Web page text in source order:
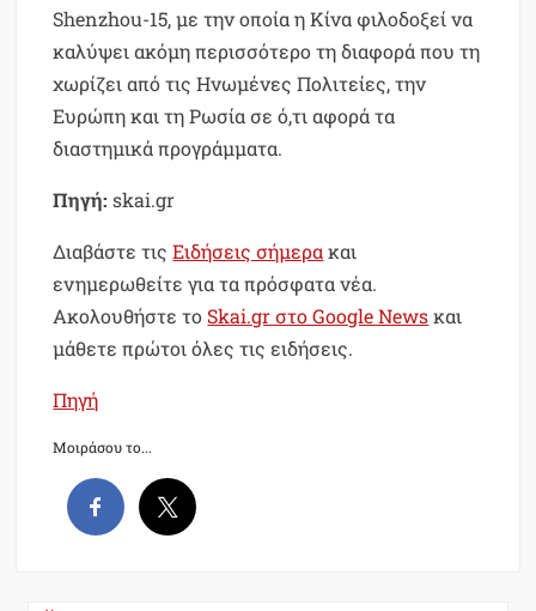
Shenzhou-15, με την οποία η Κίνα φιλοδοξεί να
καλύψει ακόμη περισσότερο τη διαφορά που τη
χωρίζει από τις Ηνωμένες Πολιτείες, την
Ευρώπη και τη Ρωσία σε ό,τι αφορά τα
διαστημικά προγράμματα.
Πηγή: skai.gr
Διαβάστε τιςΕιδήσεις σήμερακαι
ενημερωθείτε για τα πρόσφατα νέα.
Ακολουθήστε το Skai.gr στο Google Newsκαι
μάθετε πρώτοι όλες τις ειδήσεις.
Πηγή
Μοιράσου το...